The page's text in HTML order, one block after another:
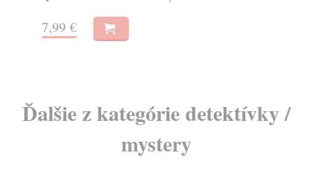
7,99 €
Ďalšie z kategórie detektívky /
mystery